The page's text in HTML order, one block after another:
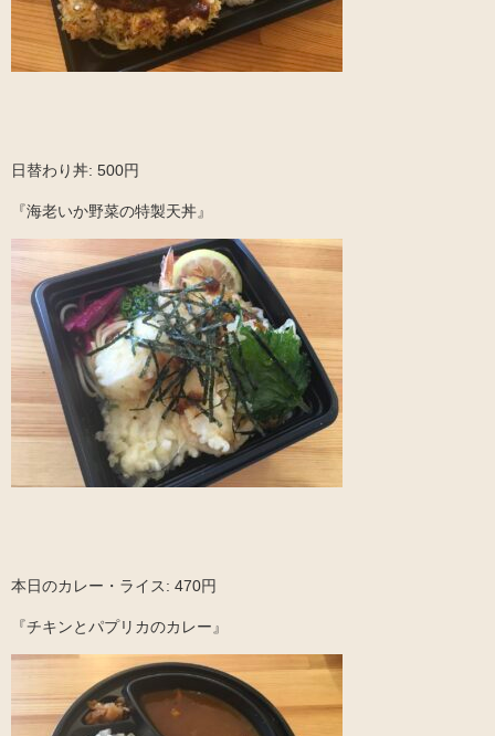
日替わり丼: 500円
『海老いか野菜の特製天丼』
本日のカレー・ライス: 470円
『チキンとパプリカのカレー』